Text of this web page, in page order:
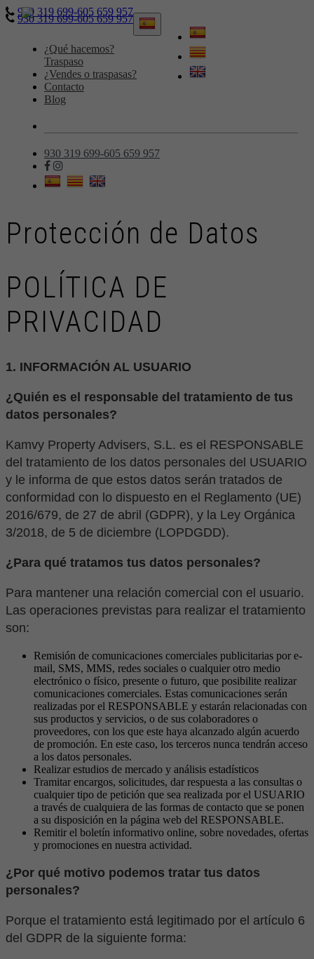
930 319 699-605 659 957
930 319 699-605 659 957
Toggle
navigation
¿Qué hacemos?
Traspaso
¿Vendes o traspasas?
Contacto
Blog
930 319 699-605 659 957
Protección de Datos
POLÍTICA DE
PRIVACIDAD
1. INFORMACIÓN AL USUARIO
¿Quién es el responsable del tratamiento de tus
datos personales?
Kamvy Property Advisers, S.L. es el RESPONSABLE
del tratamiento de los datos personales del USUARIO
y le informa de que estos datos serán tratados de
conformidad con lo dispuesto en el Reglamento (UE)
2016/679, de 27 de abril (GDPR), y la Ley Orgánica
3/2018, de 5 de diciembre (LOPDGDD).
¿Para qué tratamos tus datos personales?
Para mantener una relación comercial con el usuario.
Las operaciones previstas para realizar el tratamiento
son:
Remisión de comunicaciones comerciales publicitarias por e-
mail, SMS, MMS, redes sociales o cualquier otro medio
electrónico o físico, presente o futuro, que posibilite realizar
comunicaciones comerciales. Estas comunicaciones serán
realizadas por el RESPONSABLE y estarán relacionadas con
sus productos y servicios, o de sus colaboradores o
proveedores, con los que este haya alcanzado algún acuerdo
de promoción. En este caso, los terceros nunca tendrán acceso
a los datos personales.
Realizar estudios de mercado y análisis estadísticos
Tramitar encargos, solicitudes, dar respuesta a las consultas o
cualquier tipo de petición que sea realizada por el USUARIO
a través de cualquiera de las formas de contacto que se ponen
a su disposición en la página web del RESPONSABLE.
Remitir el boletín informativo online, sobre novedades, ofertas
y promociones en nuestra actividad.
¿Por qué motivo podemos tratar tus datos
personales?
Porque el tratamiento está legitimado por el artículo 6
del GDPR de la siguiente forma: